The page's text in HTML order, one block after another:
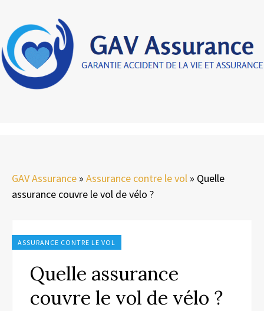
GAV Assurance » Assurance contre le vol » Quelle
assurance couvre le vol de vélo ?
ASSURANCE CONTRE LE VOL
Quelle assurance
couvre le vol de vélo ?